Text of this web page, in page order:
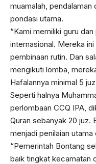
muamalah, pendalaman
pondasi utama.
“Kami memiliki guru
internasional. Mereka
pembinaan rutin. Dan
mengikuti lomba,
Hafalannya minimal 5
Seperti halnya
perlombaan CCQ IPA,
Quran sebanyak 20 juz.
menjadi penilaian
“Pemerintah Bontang
baik tingkat kecamatan